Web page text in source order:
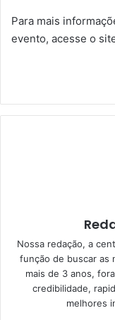
Para mais
evento, acesse o
Nossa redação, a
função de buscar as
mais de 3 anos,
credibilidade,
melhores